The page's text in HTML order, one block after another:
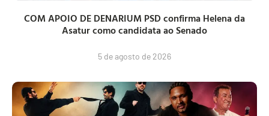
COM APOIO DE DENARIUM PSD confirma Helena da
Asatur como candidata ao Senado
5 de agosto de 2026